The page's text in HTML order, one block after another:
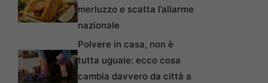
merluzzo e scatta l’allarme
nazionale
Polvere in casa, non è
tutta uguale: ecco cosa
cambia davvero da città a